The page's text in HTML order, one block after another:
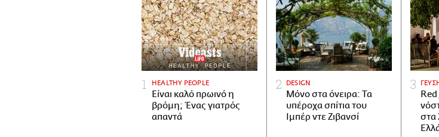
HEALTHY PEOPLE
Είναι καλό πρωινό η
βρόμη; Ένας γιατρός
απαντά
DESIGN
Μόνο στα όνειρα: Τα
υπέροχα σπίτια του
Ιμπέρ ντε Ζιβανσί
στα